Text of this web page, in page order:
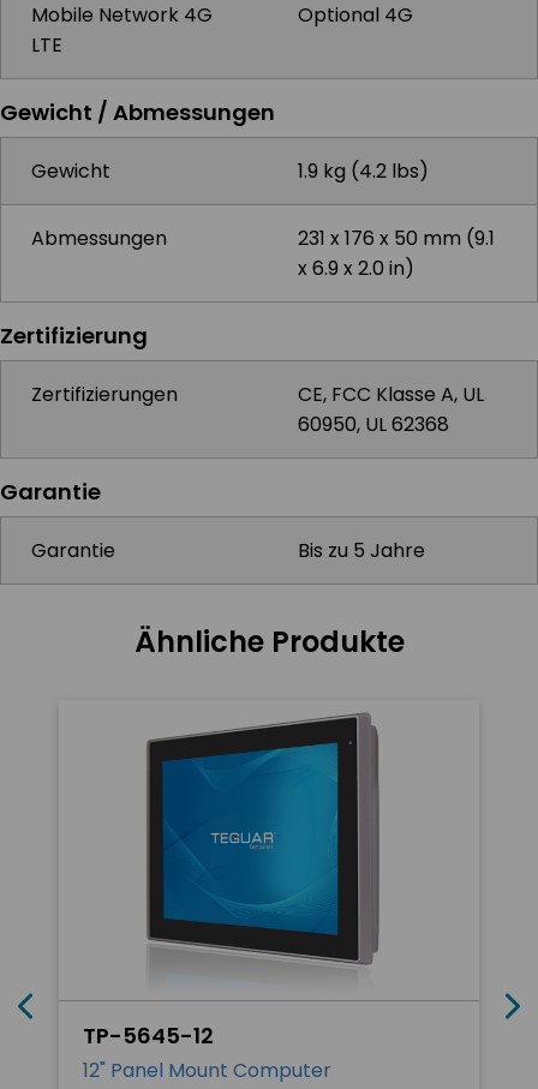
Mobile Network 4G
LTE
Optional 4G
Gewicht / Abmessungen
Gewicht 1.9 kg (4.2 lbs)
Abmessungen
231 x 176 x 50 mm (9.1
x 6.9 x 2.0 in)
Zertifizierung
Zertifizierungen
CE, FCC Klasse A, UL
60950, UL 62368
Garantie
Garantie Bis zu 5 Jahre
Ähnliche Produkte
TP-5645-12
12" Panel Mount Computer